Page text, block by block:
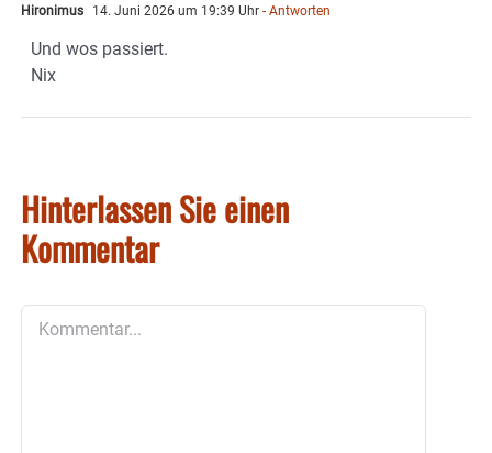
Hironimus 14. Juni 2026 um 19:39 Uhr - Antworten
Und wos passiert.
Nix
Hinterlassen Sie einen
Kommentar